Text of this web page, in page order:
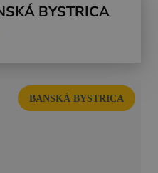
BYSTRICA
BANSKÁ BYSTRICA